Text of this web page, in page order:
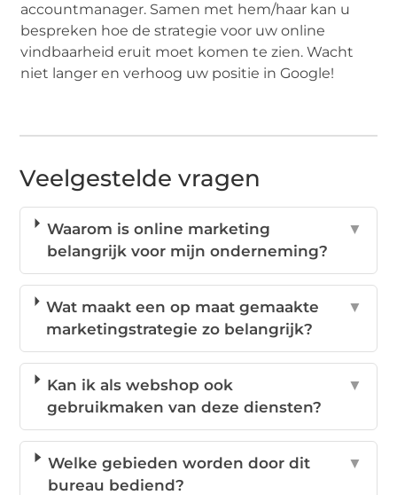
accountmanager. Samen met hem/haar kan u
bespreken hoe de strategie voor uw online
vindbaarheid eruit moet komen te zien. Wacht
niet langer en verhoog uw positie in Google!
Veelgestelde vragen
Waarom is online marketing
belangrijk voor mijn onderneming?
▼
Wat maakt een op maat gemaakte
marketingstrategie zo belangrijk?
▼
Kan ik als webshop ook
gebruikmaken van deze diensten?
▼
Welke gebieden worden door dit
bureau bediend?
▼